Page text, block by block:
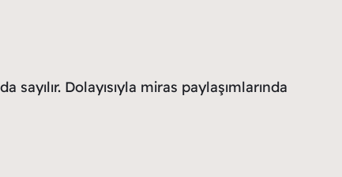
Dolayısıyla miras paylaşımlarında